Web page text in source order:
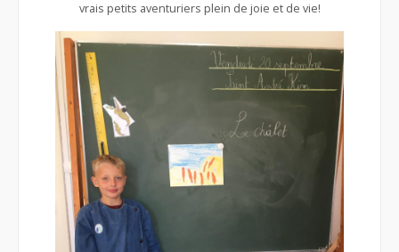
vrais petits aventuriers plein de joie et de vie!